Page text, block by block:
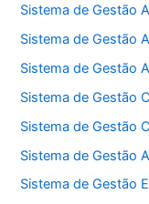
Sistema de Gestão
Sistema de Gestão
Sistema de Gestão
Sistema de Gestão
Sistema de Gestão
Sistema de Gestão
Sistema de Gestão